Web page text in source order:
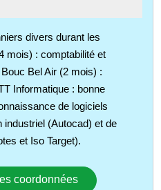
divers durant les
mois) : comptabilité et
Bel Air (2 mois) :
Informatique : bonne
de logiciels
(Autocad) et de
et Iso Target).
coordonnées